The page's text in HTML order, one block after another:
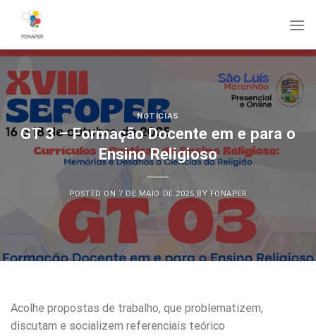
content
NOTÍCIAS
GT 3 – Formação Docente em e para o
Ensino Religioso
POSTED ON 7 DE MAIO DE 2025 BY FONAPER
Acolhe propostas de trabalho, que problematizem,
discutam e socializem referenciais teórico